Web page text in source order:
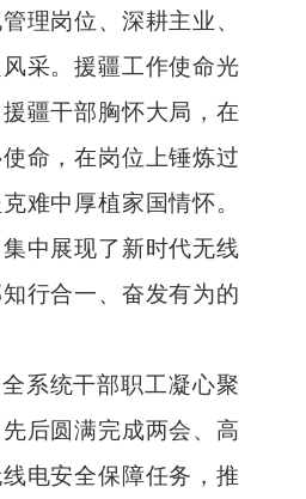
理岗位、深耕主业、
采。援疆工作使命光
疆干部胸怀大局 ， 在
使命 ，在岗位上锤炼过
难中 厚植家国情怀。
集中展现了新时代无线
行合一、奋发有为的
系统干部职工凝心聚
后圆满完成两会、 高
电安全保障任务，推